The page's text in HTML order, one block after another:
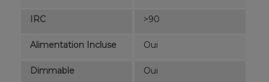
IRC >90
Alimentation Incluse Oui
Dimmable Oui